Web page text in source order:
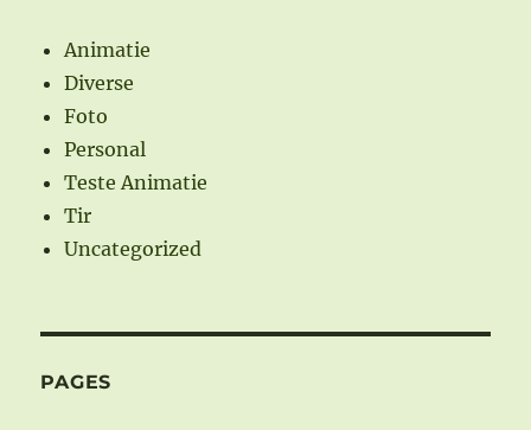
Animatie
Diverse
Foto
Personal
Teste Animatie
Tir
Uncategorized
PAGES